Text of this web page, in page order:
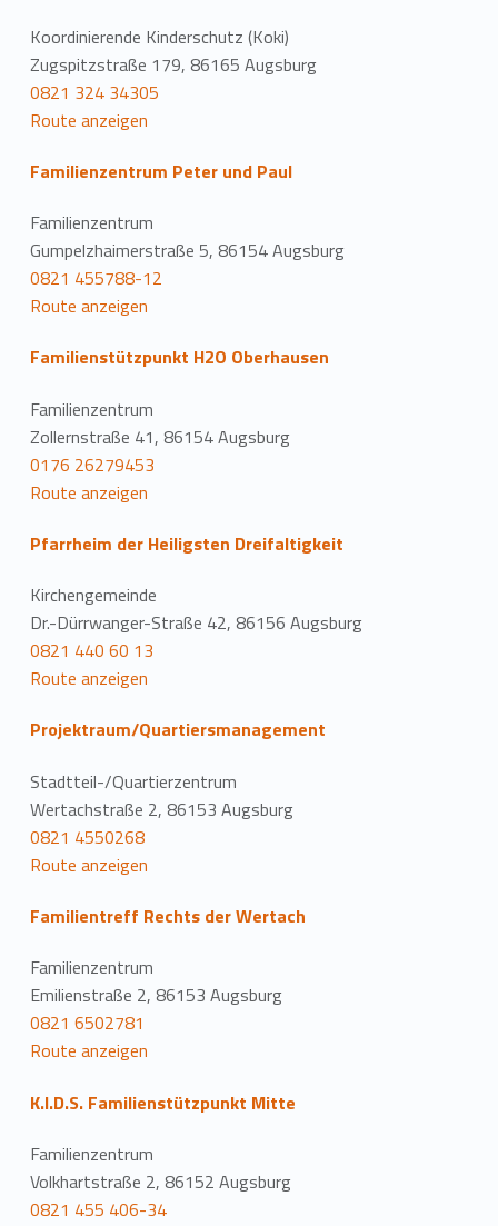
Koordinierende Kinderschutz (Koki)
Zugspitzstraße 179, 86165 Augsburg
0821 324 34305
Route anzeigen
Familienzentrum Peter und Paul
Familienzentrum
Gumpelzhaimerstraße 5, 86154 Augsburg
0821 455788-12
Route anzeigen
Familienstützpunkt H2O Oberhausen
Familienzentrum
Zollernstraße 41, 86154 Augsburg
0176 26279453
Route anzeigen
Pfarrheim der Heiligsten Dreifaltigkeit
Kirchengemeinde
Dr.-Dürrwanger-Straße 42, 86156 Augsburg
0821 440 60 13
Route anzeigen
Projektraum/Quartiersmanagement
Stadtteil-/Quartierzentrum
Wertachstraße 2, 86153 Augsburg
0821 4550268
Route anzeigen
Familientreff Rechts der Wertach
Familienzentrum
Emilienstraße 2, 86153 Augsburg
0821 6502781
Route anzeigen
K.I.D.S. Familienstützpunkt Mitte
Familienzentrum
Volkhartstraße 2, 86152 Augsburg
0821 455 406-34